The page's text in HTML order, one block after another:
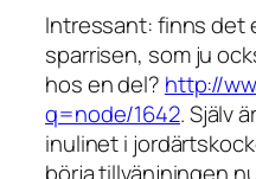
Intressant: finns det
sparrisen, som ju
hos en del? http://
q=node/1642. Själv
inulinet i
börja tillvänjningen